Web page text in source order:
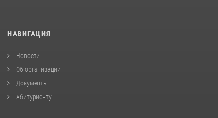
НАВИГАЦИЯ
Новости
Об организации
Документы
Абитуриенту